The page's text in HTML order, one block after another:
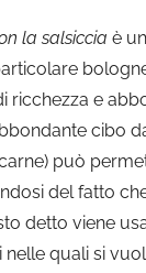
la salsiccia è
ricchezza e
cibo
può
del fatto
detto viene
nelle quali si